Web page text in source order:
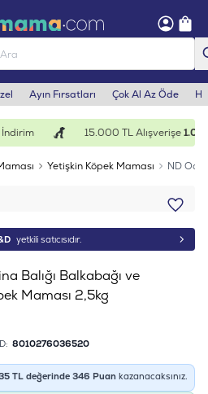
Ayın Fırsatları Çok Al Az Öde
15.000 TL Alışverişe1.000
Yetişkin Köpek Maması ND
yetkili satıcısıdır.
Balığı Balkabağı ve
Maması 2,5kg
8010276036520
TL değerinde 346 Puan kazanacaksınız.